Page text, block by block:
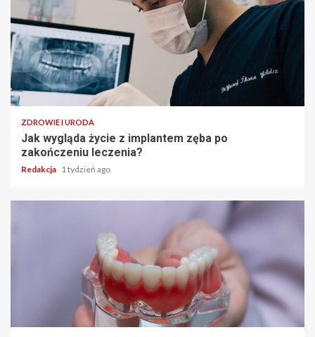
ZDROWIE I URODA
Jak wygląda życie z implantem zęba po
zakończeniu leczenia?
Redakcja 1 tydzień ago